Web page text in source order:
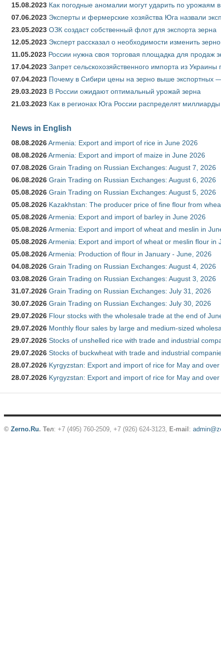
15.08.2023 Как погодные аномалии могут ударить по урожаям
07.06.2023 Эксперты и фермерские хозяйства Юга назвали
23.05.2023 ОЗК создаст собственный флот для экспорта зерна
12.05.2023 Эксперт рассказал о необходимости изменить
11.05.2023 России нужна своя торговая площадка для продаж
17.04.2023 Запрет сельскохозяйственного импорта из
07.04.2023 Почему в Сибири цены на зерно выше экспортных
29.03.2023 В России ожидают оптимальный урожай зерна
21.03.2023 Как в регионах Юга России распределят
News in English
08.08.2026Armenia: Export and import of rice in June 2026
08.08.2026Armenia: Export and import of maize in June 2026
07.08.2026 Grain Trading on Russian Exchanges: August 7, 2026
06.08.2026 Grain Trading on Russian Exchanges: August 6, 2026
05.08.2026 Grain Trading on Russian Exchanges: August 5, 2026
05.08.2026 Kazakhstan: The producer price of fine flour from
05.08.2026Armenia: Export and import of barley in June 2026
05.08.2026Armenia: Export and import of wheat and meslin in
05.08.2026Armenia: Export and import of wheat or meslin flour in
05.08.2026Armenia: Production of flour in January - June, 2026
04.08.2026 Grain Trading on Russian Exchanges: August 4, 2026
03.08.2026 Grain Trading on Russian Exchanges: August 3, 2026
31.07.2026 Grain Trading on Russian Exchanges: July 31, 2026
30.07.2026 Grain Trading on Russian Exchanges: July 30, 2026
29.07.2026 Flour stocks with the wholesale trade at the end of
29.07.2026 Monthly flour sales by large and medium-sized
29.07.2026 Stocks of unshelled rice with trade and industrial
29.07.2026 Stocks of buckwheat with trade and industrial
28.07.2026 Kyrgyzstan: Export and import of rice for May and
28.07.2026 Kyrgyzstan: Export and import of rice for May and
© Zerno.Ru. Тел: +7 (495) 760-2509, +7 (926) 624-3123, E-mail :